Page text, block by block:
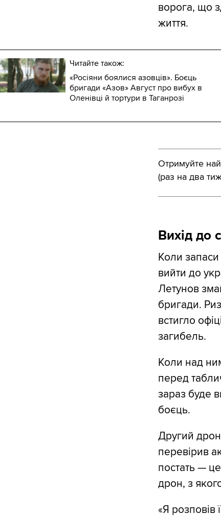
ворога, що
життя.
Читайте також:
«Росіяни боялися азовців». Боєць
бригади «Азов» Август про вибух в
Оленівці й тортури в Таганрозі
Отримуйте
(раз на два
Вихід до
Коли
вийти до
Летунов
бригади.
встигло
загибель.
Коли над
перед
зараз буде
боєць.
Другий
перевірив
постать —
дрон, з
«Я розповів